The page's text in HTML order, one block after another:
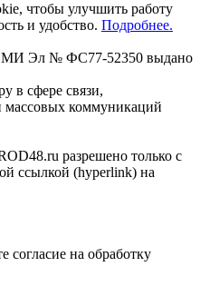
чтобы улучшить работу
и удобство. Подробнее.
СМИ Эл № ФС77-52350 выдано
в сфере связи,
коммуникаций
разрешено только с
ссылкой (hyperlink) на
согласие на обработку